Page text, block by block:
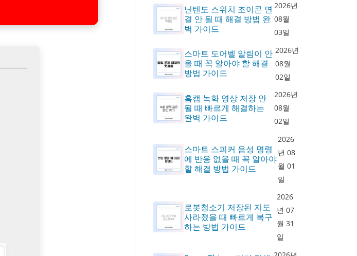
닌텐도 스위치 조이콘 연
결 안 될 때 해결 방법 완
벽 가이드
2026년
08월
03일
스마트 도어벨 알림이 안
올 때 꼭 알아야 할 해결
방법 가이드
2026년
08월
02일
홈캠 녹화 영상 저장 안
될 때 빠르게 해결하는
완벽 가이드
2026년
08월
02일
스마트 스피커 음성 명령
에 반응 없을 때 꼭 알아야
할 해결 방법 가이드
2026
년 08
월 01
일
로봇청소기 저장된 지도
사라졌을 때 빠르게 복구
하는 방법 가이드
2026
년 07
월 31
일